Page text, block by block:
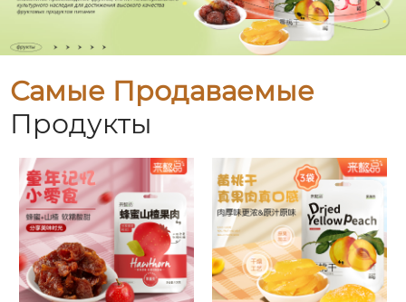
Самые Продаваемые
Продукты